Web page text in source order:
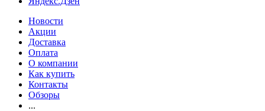
Новости
Акции
Доставка
Оплата
О компании
Как купить
Контакты
Обзоры
...